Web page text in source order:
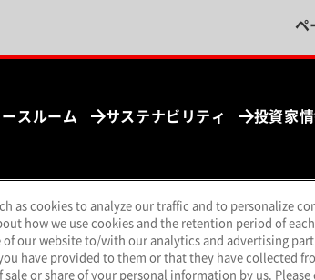
ペ
スルーム サステナビリティ 投資家
開く）
（別ウィンドウで開く）
Instagram（別ウィンドウで開く）
YouTube（別ウィンドウで開
LINE（別ウィ
メ
as cookies to analyze our traffic and to personalize
how we use cookies and the retention period of
our website to/with our analytics and advertising
have provided to them or that they have collected
or share of your personal information by us.